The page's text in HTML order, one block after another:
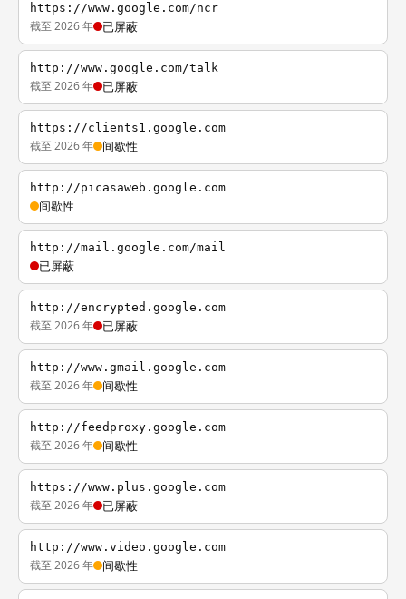
https://www.google.com/ncr
截至 2026 年 已屏蔽
http://www.google.com/talk
截至 2026 年 已屏蔽
https://clients1.google.com
截至 2026 年 间歇性
http://picasaweb.google.com
间歇性
http://mail.google.com/mail
已屏蔽
http://encrypted.google.com
截至 2026 年 已屏蔽
http://www.gmail.google.com
截至 2026 年 间歇性
http://feedproxy.google.com
截至 2026 年 间歇性
https://www.plus.google.com
截至 2026 年 已屏蔽
http://www.video.google.com
截至 2026 年 间歇性